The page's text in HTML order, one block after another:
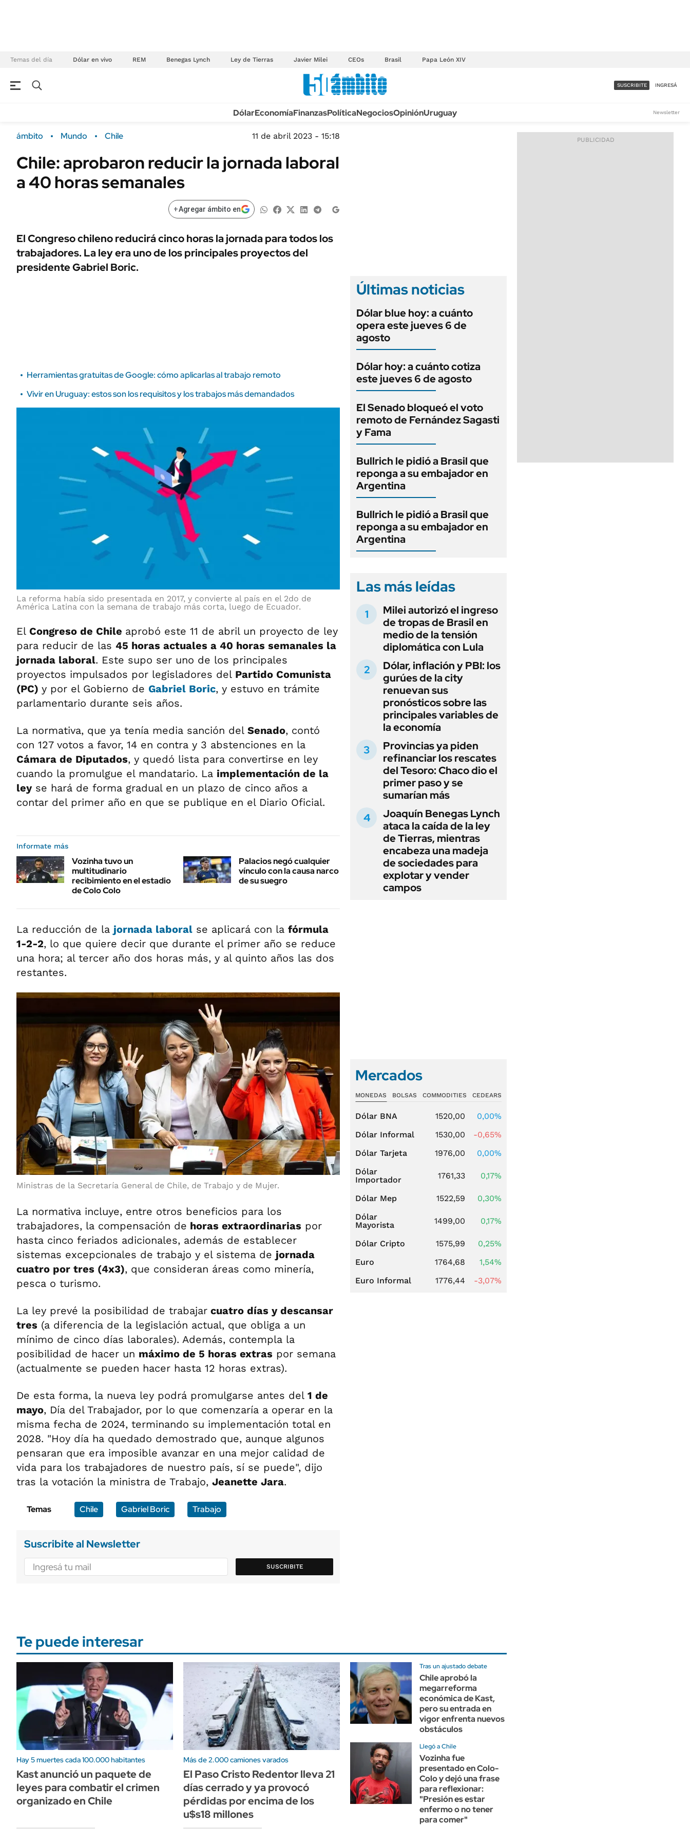
Temas del día Dólar en vivo REM Benegas Lynch Ley de Tierras Javier Milei CEOs Brasil Papa León XIV
Campo
FINANZAS
ÁMBITO DEBATE
MEDIAKIT AMBITO DEBATE
Sustentabilidad
Seguros
POLÍTICA
TECNOLOGÍA
MÉXICO
MUNDO
LIFESTYLE
AUTOS
ACCESO FULL - $1.800/MES
SUSCRIBITE INGRESÁ
DólarEconomíaFinanzasPolíticaNegociosOpiniónUruguay Newsletter
ámbito Mundo Chile 11 de abril 2023 - 15:18
Chile: aprobaron reducir la jornada laboral
a 40 horas semanales
+Agregar ámbito en
El Congreso chileno reducirá cinco horas la jornada para todos los
trabajadores. La ley era uno de los principales proyectos del
presidente Gabriel Boric.
Herramientas gratuitas de Google: cómo aplicarlas al trabajo remoto
Vivir en Uruguay: estos son los requisitos y los trabajos más demandados
La reforma había sido presentada en 2017, y convierte al país en el 2do de
América Latina con la semana de trabajo más corta, luego de Ecuador.
El Congreso de Chile aprobó este 11 de abril un proyecto de ley
para reducir de las 45 horas actuales a 40 horas semanales la
jornada laboral. Este supo ser uno de los principales
proyectos impulsados por legisladores del Partido Comunista
(PC) y por el Gobierno de Gabriel Boric, y estuvo en trámite
parlamentario durante seis años.
La normativa, que ya tenía media sanción del Senado, contó
con 127 votos a favor, 14 en contra y 3 abstenciones en la
Cámara de Diputados, y quedó lista para convertirse en ley
cuando la promulgue el mandatario. La implementación de la
leyse hará de forma gradual en un plazo de cinco años a
contar del primer año en que se publique en el Diario Oficial.
Informate más
Vozinha tuvo un
multitudinario
recibimiento en el estadio
de Colo Colo
Palacios negó cualquier
vínculo con la causa narco
de su suegro
La reducción de la jornada laboral se aplicará con la fórmula
1-2-2, lo que quiere decir que durante el primer año se reduce
una hora; al tercer año dos horas más, y al quinto años las dos
restantes.
Ministras de la Secretaría General de Chile, de Trabajo y de Mujer.
La normativa incluye, entre otros beneficios para los
trabajadores, la compensación de horas extraordinarias por
hasta cinco feriados adicionales, además de establecer
sistemas excepcionales de trabajo y el sistema de jornada
cuatro por tres (4x3), que consideran áreas como minería,
pesca o turismo.
La ley prevé la posibilidad de trabajar cuatro días y descansar
tres (a diferencia de la legislación actual, que obliga a un
mínimo de cinco días laborales). Además, contempla la
posibilidad de hacer un máximo de 5 horas extras por semana
(actualmente se pueden hacer hasta 12 horas extras).
De esta forma, la nueva ley podrá promulgarse antes del 1 de
mayo, Día del Trabajador, por lo que comenzaría a operar en la
misma fecha de 2024, terminando su implementación total en
2028. "Hoy día ha quedado demostrado que, aunque algunos
pensaran que era imposible avanzar en una mejor calidad de
vida para los trabajadores de nuestro país, sí se puede", dijo
tras la votación la ministra de Trabajo, Jeanette Jara.
Temas Chile Gabriel Boric Trabajo
Suscribite al Newsletter
SUSCRIBITE
Últimas noticias
Dólar blue hoy: a cuánto
opera este jueves 6 de
agosto
Dólar hoy: a cuánto cotiza
este jueves 6 de agosto
El Senado bloqueó el voto
remoto de Fernández Sagasti
y Fama
Bullrich le pidió a Brasil que
reponga a su embajador en
Argentina
Bullrich le pidió a Brasil que
reponga a su embajador en
Argentina
Las más leídas
Milei autorizó el ingreso
de tropas de Brasil en
medio de la tensión
diplomática con Lula
Dólar, inflación y PBI: los
gurúes de la city
renuevan sus
pronósticos sobre las
principales variables de
la economía
Provincias ya piden
refinanciar los rescates
del Tesoro: Chaco dio el
primer paso y se
sumarían más
Joaquín Benegas Lynch
ataca la caída de la ley
de Tierras, mientras
encabeza una madeja
de sociedades para
explotar y vender
campos
Mercados
MONEDAS BOLSAS COMMODITIES CEDEARS
Dólar BNA 1520,00
0,00%
Dólar Informal
1530,00
-0,65%
Dólar Tarjeta
1976,00
0,00%
Dólar
Importador
1761,33 0,17%
Dólar Mep 1522,59
0,30%
Dólar
Mayorista
1499,00 0,17%
Dólar Cripto 1575,99
0,25%
Euro
1764,68
1,54%
Euro Informal
1776,44 -3,07%
Te puede interesar
Hay 5 muertes cada 100.000 habitantes
Kast anunció un paquete de
leyes para combatir el crimen
organizado en Chile
Más de 2.000 camiones varados
El Paso Cristo Redentor lleva 21
días cerrado y ya provocó
pérdidas por encima de los
u$s18 millones
Tras un ajustado debate
Chile aprobó la
megarreforma
económica de Kast,
pero su entrada en
vigor enfrenta nuevos
obstáculos
Llegó a Chile
Vozinha fue
presentado en Colo-
Colo y dejó una frase
para reflexionar:
"Presión es estar
enfermo o no tener
para comer"